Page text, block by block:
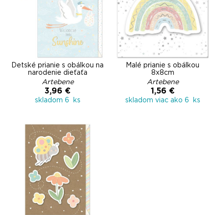
Detské prianie s obálkou na
narodenie dieťaťa
Artebene
3,96 €
skladom 6 ks
Malé prianie s obálkou
8x8cm
Artebene
1,56 €
skladom viac ako 6 ks